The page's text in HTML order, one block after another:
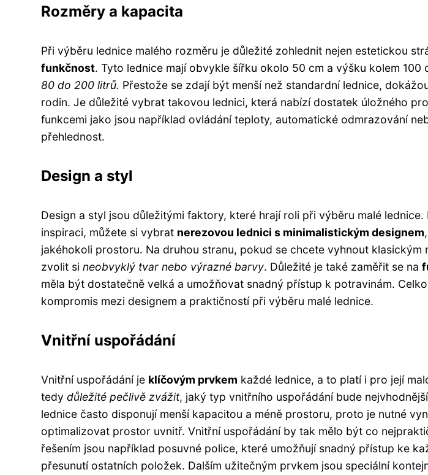
Rozměry a kapacita
Při výběru lednice malého rozměru je důležité zohlednit nejen estetickou
funkčnost. Tyto lednice mají obvykle šířku okolo 50 cm a výšku kolem 100
80 do 200 litrů. Přestože se zdají být menší než standardní lednice,
rodin. Je důležité vybrat takovou lednici, která nabízí dostatek úložného
funkcemi jako jsou například ovládání teploty, automatické odmrazování
přehlednost.
Design a styl
Design a styl jsou důležitými faktory, které hrají roli při výběru malé
inspiraci, můžete si vybrat nerezovou lednici s minimalistickým designem
jakéhokoli prostoru. Na druhou stranu, pokud se chcete vyhnout klasickým
zvolit si neobvyklý tvar nebo výrazné barvy. Důležité je také zaměřit se na
měla být dostatečně velká a umožňovat snadný přístup k potravinám.
kompromis mezi designem a praktičností při výběru malé lednice.
Vnitřní uspořádání
Vnitřní uspořádání je klíčovým prvkem každé lednice, a to platí i pro její
tedy důležité pečlivě zvážit, jaký typ vnitřního uspořádání bude
lednice často disponují menší kapacitou a méně prostoru, proto je nutné
optimalizovat prostor uvnitř. Vnitřní uspořádání by tak mělo být co
řešením jsou například posuvné police, které umožňují snadný přístup ke
přesunutí ostatních položek. Dalším užitečným prvkem jsou speciální